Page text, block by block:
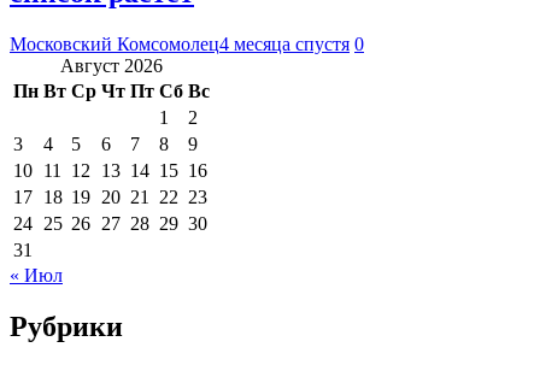
Московский Комсомолец4 месяца спустя 0
Август 2026
Пн Вт Ср Чт Пт Сб Вс
1
2
3
4 5 6 7 8
9
10 11 12 13 14 15 16
17 18 19 20 21 22 23
24 25 26 27 28 29 30
31
« Июл
Рубрики